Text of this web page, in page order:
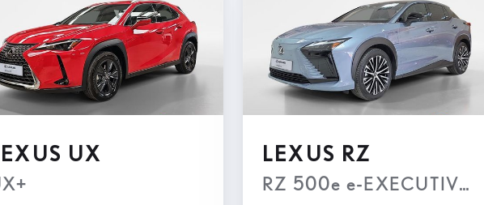
(4X2)
UX LEXUS RZ
RZ 500e e-EXECUTIVE